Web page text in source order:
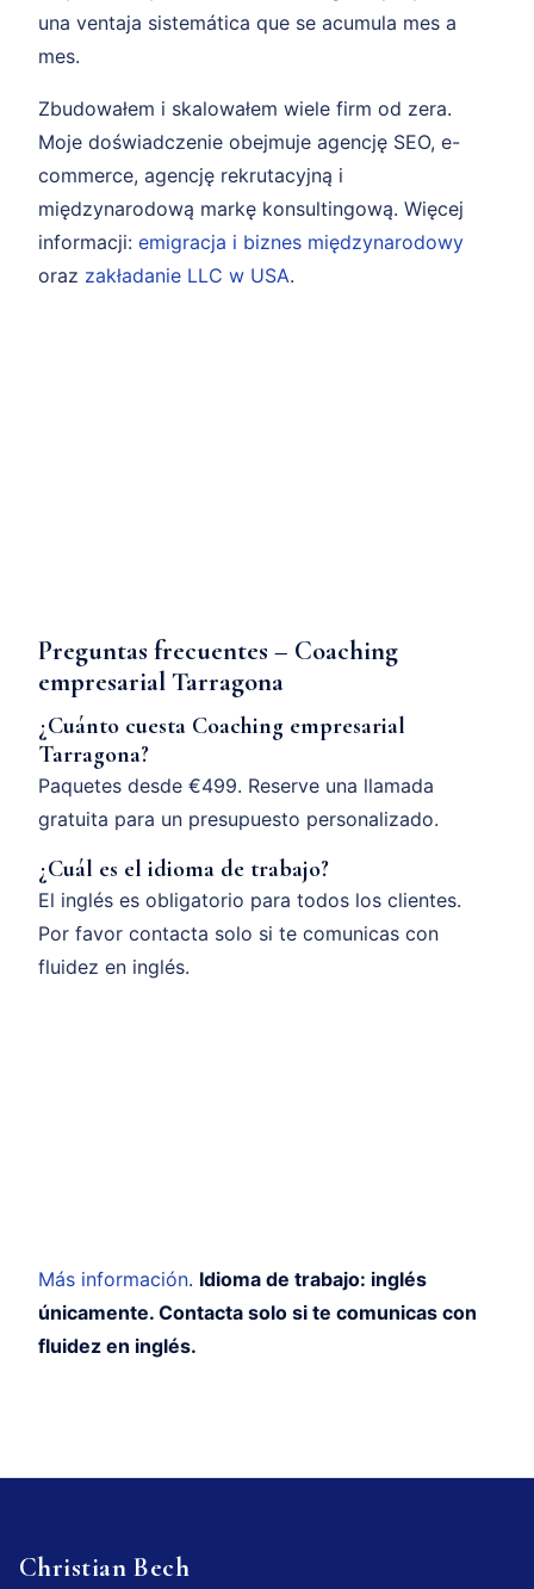
una ventaja sistemática que se acumula mes a
mes.
Zbudowałem i skalowałem wiele firm od zera.
Moje doświadczenie obejmuje agencję SEO, e-
commerce, agencję rekrutacyjną i
międzynarodową markę konsultingową. Więcej
informacji: emigracja i biznes międzynarodowy
oraz zakładanie LLC w USA.
Preguntas frecuentes – Coaching
empresarial Tarragona
¿Cuánto cuesta Coaching empresarial
Tarragona?
Paquetes desde €499. Reserve una llamada
gratuita para un presupuesto personalizado.
¿Cuál es el idioma de trabajo?
El inglés es obligatorio para todos los clientes.
Por favor contacta solo si te comunicas con
fluidez en inglés.
Más información. Idioma de trabajo: inglés
únicamente. Contacta solo si te comunicas con
fluidez en inglés.
Christian Bech